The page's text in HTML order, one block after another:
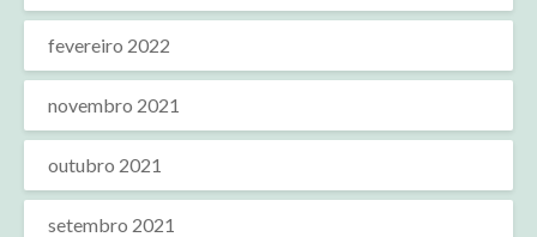
fevereiro 2022
novembro 2021
outubro 2021
setembro 2021